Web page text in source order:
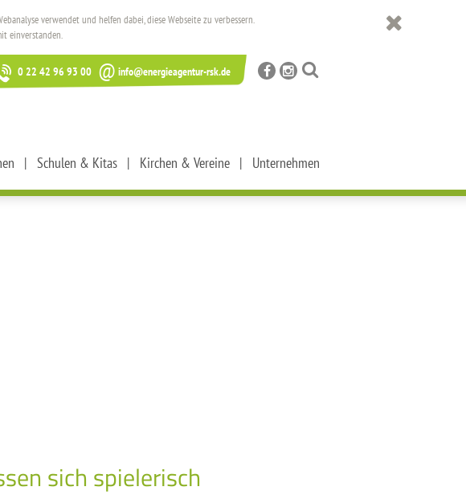
0 22 42 96 93 00 @ info@energieagentur-rsk.de
Schulen & Kitas Kirchen & Vereine Unternehmen
sich spielerisch
verwendet und helfen dabei, diese Webseite zu verbessern.
einverstanden.